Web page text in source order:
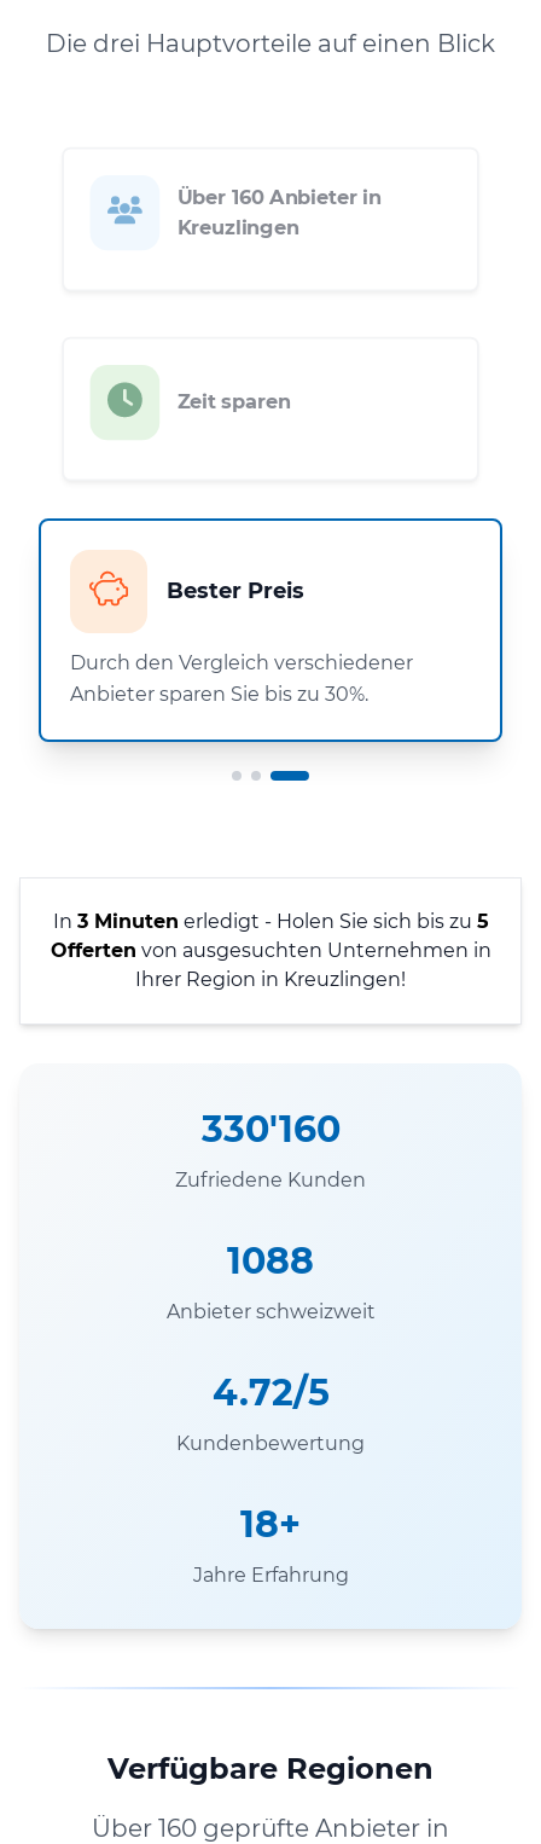
Die drei Hauptvorteile auf einen Blick
Über 160 Anbieter in
Kreuzlingen
Zeit sparen
Bester Preis
Durch den Vergleich verschiedener
Anbieter sparen Sie bis zu 30%.
In 3 Minuten erledigt - Holen Sie sich bis zu 5
Offerten von ausgesuchten Unternehmen in
Ihrer Region in Kreuzlingen!
330'160
Zufriedene Kunden
1088
Anbieter schweizweit
4.72/5
Kundenbewertung
18+
Jahre Erfahrung
Verfügbare Regionen
Über 160 geprüfte Anbieter in